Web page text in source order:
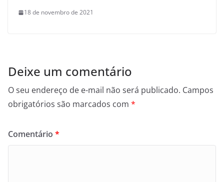
18 de novembro de 2021
Deixe um comentário
O seu endereço de e-mail não será publicado. Campos
obrigatórios são marcados com *
Comentário *